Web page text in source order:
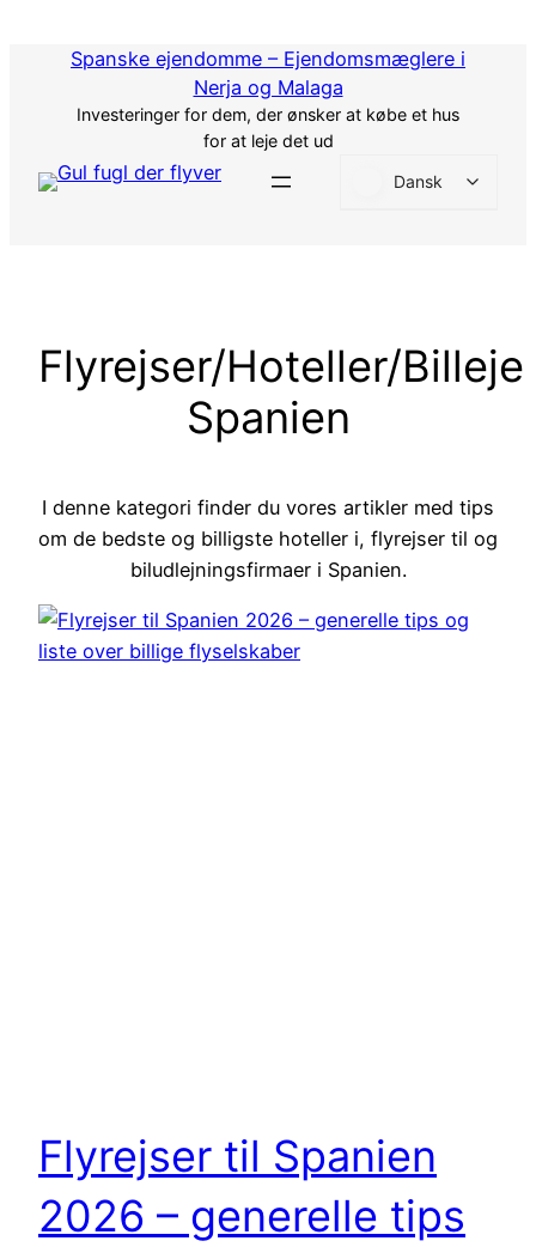
Spanske ejendomme – Ejendomsmæglere i
Nerja og Malaga
Investeringer for dem, der ønsker at købe et hus
for at leje det ud
Dansk
Flyrejser/Hoteller/Billeje
Spanien
I denne kategori finder du vores artikler med tips
om de bedste og billigste hoteller i, flyrejser til og
biludlejningsfirmaer i Spanien.
Flyrejser til Spanien
2026 – generelle tips